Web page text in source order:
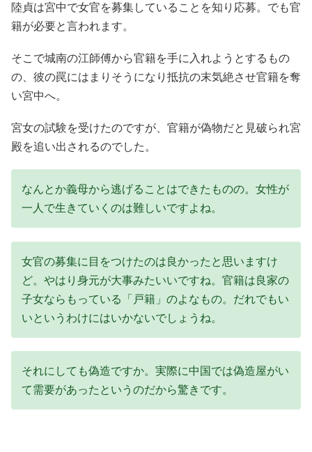
陸貞は宮中で女官を募集していることを知り応募。でも官
籍が必要と言われます。
そこで城南の江師傅から官籍を手に入れようとするもの
の、彼の罠にはまりそうになり抵抗の末気絶させ官籍を奪
い宮中へ。
宮女の試験を受けたのですが、官籍が偽物だと見破られ宮
殿を追い出されるのでした。
なんとか義母から逃げることはできたものの。女性が
一人で生きていくのは難しいですよね。
女官の募集に目をつけたのは良かったと思いますけ
ど。やはり身元が大事みたいいですね。官籍は良家の
子女ならもっている「戸籍」のよなもの。だれでもい
いというわけにはいかないでしょうね。
それにしても偽造ですか。実際に中国では偽造屋がい
て需要があったというのだから驚きです。